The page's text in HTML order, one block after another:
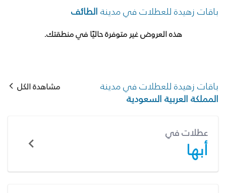
باقات زهيدة للعطلات في مدينة الطائف
هذه العروض غير متوفرة حاليًا في منطقتك.
باقات زهيدة للعطلات في مدينة
المملكة العربية السعودية
مشاهدة الكل
عطلات في
أبها